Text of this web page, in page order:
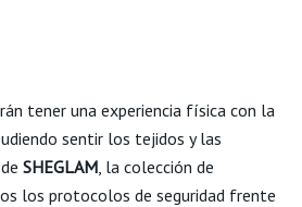
tener una experiencia física con la
sentir los tejidos y las
SHEGLAM, la colección de
los protocolos de seguridad frente